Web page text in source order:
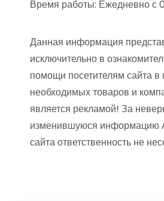
Время работы: Ежедневно с
Данная информация
исключительно в
помощи посетителям сайта в
необходимых товаров и
является рекламой! За
изменившуюся информацию
сайта ответственность не